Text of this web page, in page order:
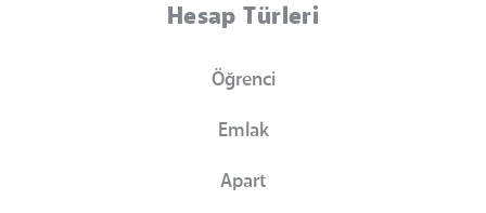
Hesap Türleri
Öğrenci
Emlak
Apart